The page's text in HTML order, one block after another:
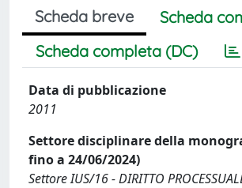
Scheda breve
Scheda
Scheda completa (DC)
Data di pubblicazione
2011
Settore disciplinare della
fino a 24/06/2024)
Settore IUS/16 - DIRITTO